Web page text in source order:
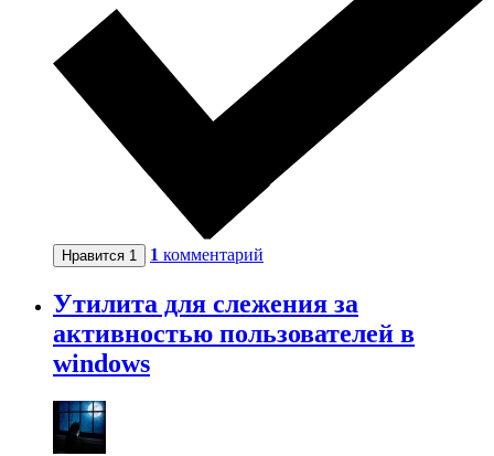
Нравится 1 1 комментарий
Утилита для слежения за
активностью пользователей в
windows